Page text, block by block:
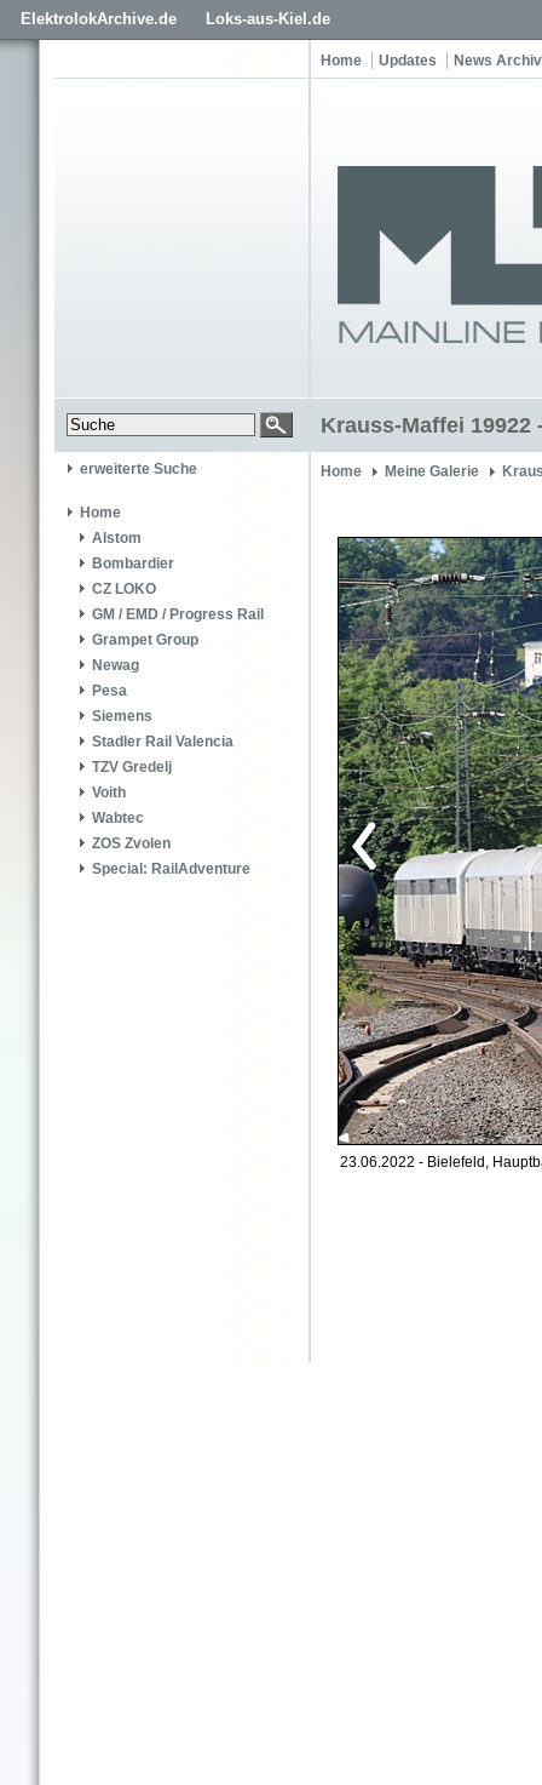
ElektrolokArchive.de Loks-aus-Kiel.de
Home Updates News Archiv
Krauss-Maffei 19922
erweiterte Suche
Home
Alstom
Bombardier
CZ LOKO
GM / EMD / Progress Rail
Grampet Group
Newag
Pesa
Siemens
Stadler Rail Valencia
TZV Gredelj
Voith
Wabtec
ZOS Zvolen
Special: RailAdventure
Home Meine Galerie
23.06.2022 - Bielefeld,